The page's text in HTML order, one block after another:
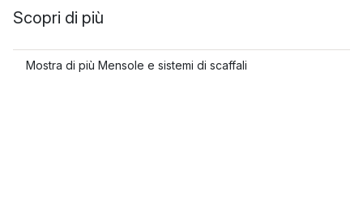
Scopri di più
Mostra di più Mensole e sistemi di scaffali